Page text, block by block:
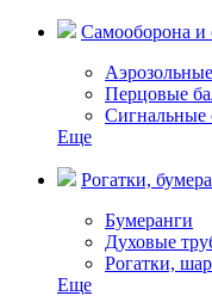
Самооборона и
Перцовые
Сигнальные
Еще
Рогатки,
Бумеранги
Духовые
Рогатки,
Еще